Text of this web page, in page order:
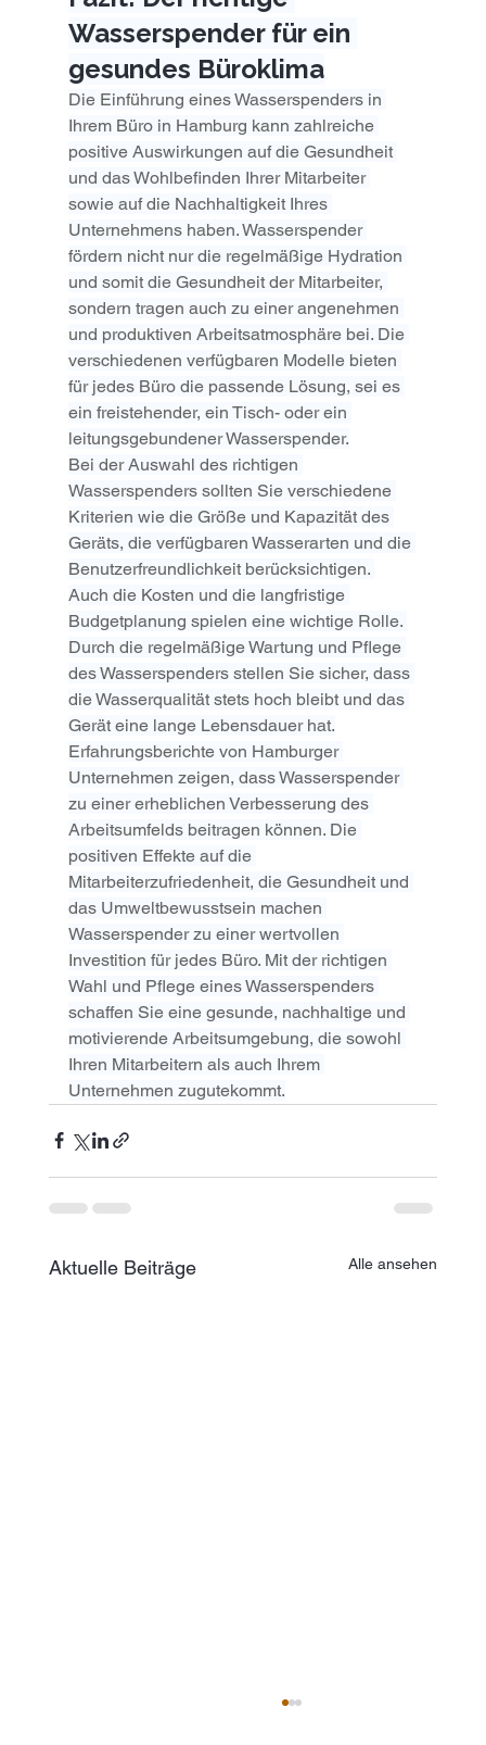
Wasserspender für ein
gesundes Büroklima
Die Einführung eines Wasserspenders in
Ihrem Büro in Hamburg kann zahlreiche
positive Auswirkungen auf die Gesundheit
und das Wohlbefinden Ihrer Mitarbeiter
sowie auf die Nachhaltigkeit Ihres
Unternehmens haben. Wasserspender
fördern nicht nur die regelmäßige Hydration
und somit die Gesundheit der Mitarbeiter,
sondern tragen auch zu einer angenehmen
und produktiven Arbeitsatmosphäre bei. Die
verschiedenen verfügbaren Modelle bieten
für jedes Büro die passende Lösung, sei es
ein freistehender, ein Tisch- oder ein
leitungsgebundener Wasserspender.
Bei der Auswahl des richtigen
Wasserspenders sollten Sie verschiedene
Kriterien wie die Größe und Kapazität des
Geräts, die verfügbaren Wasserarten und die
Benutzerfreundlichkeit berücksichtigen.
Auch die Kosten und die langfristige
Budgetplanung spielen eine wichtige Rolle.
Durch die regelmäßige Wartung und Pflege
des Wasserspenders stellen Sie sicher, dass
die Wasserqualität stets hoch bleibt und das
Gerät eine lange Lebensdauer hat.
Erfahrungsberichte von Hamburger
Unternehmen zeigen, dass Wasserspender
zu einer erheblichen Verbesserung des
Arbeitsumfelds beitragen können. Die
positiven Effekte auf die
Mitarbeiterzufriedenheit, die Gesundheit und
das Umweltbewusstsein machen
Wasserspender zu einer wertvollen
Investition für jedes Büro. Mit der richtigen
Wahl und Pflege eines Wasserspenders
schaffen Sie eine gesunde, nachhaltige und
motivierende Arbeitsumgebung, die sowohl
Ihren Mitarbeitern als auch Ihrem
Unternehmen zugutekommt.
Aktuelle Beiträge Alle ansehen